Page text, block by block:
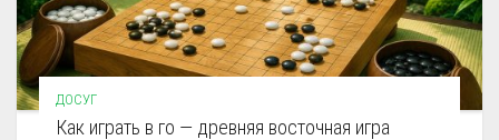
ДОСУГ
Как играть в го — древняя восточная игра